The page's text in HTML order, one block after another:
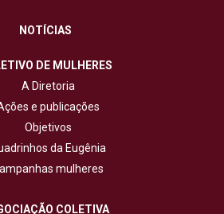
NOTÍCIAS
DE MULHERES
A Diretoria
e publicações
Objetivos
da Eugênia
mulheres
COLETIVA